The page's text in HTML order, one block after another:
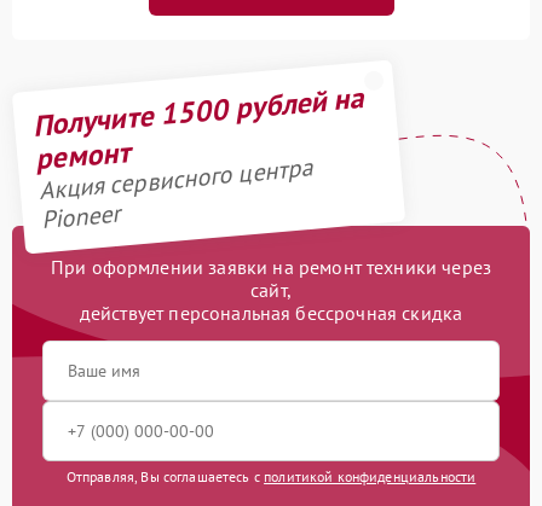
Получите 1500 рублей на
ремонт
Акция сервисного центра
Pioneer
При оформлении заявки на ремонт техники через
сайт,
действует персональная бессрочная скидка
Отправляя, Вы соглашаетесь с политикой конфиденциальности